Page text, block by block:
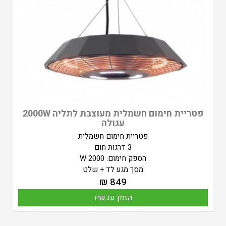
פטריית חימום חשמלית מעוצבת לתליה 2000W
עגולה
פטריית חימום חשמלית
3 דרגות חום
הספק חימום: 2000 W
מסך מגע לד + שלט
₪ 849
הזמן עכשיו